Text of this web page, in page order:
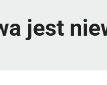
jest